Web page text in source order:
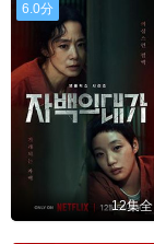
6.0分
12集全